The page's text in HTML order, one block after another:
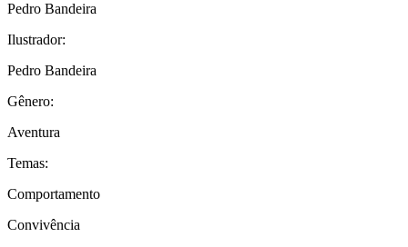
Pedro Bandeira
Ilustrador:
Pedro Bandeira
Gênero:
Aventura
Temas:
Comportamento
Convivência